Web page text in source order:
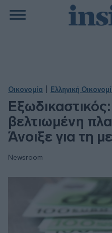
Οικονομία Ελληνική
βελτιωμένη
Άνοιξε για τη
Newsroom